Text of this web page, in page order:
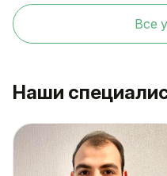
Все
Наши